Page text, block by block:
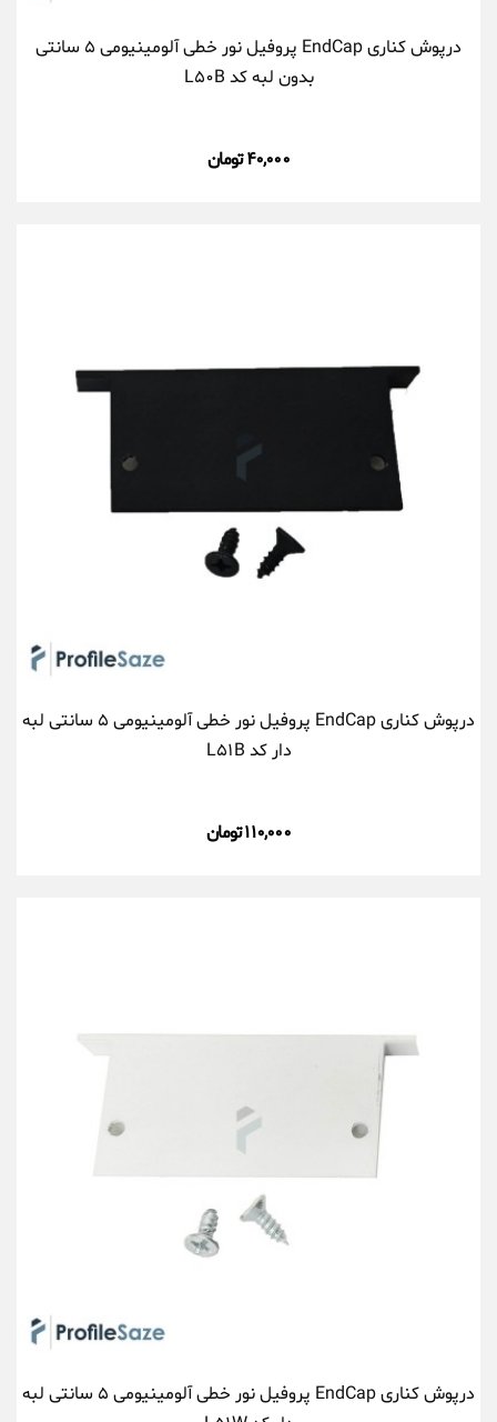
درپوش کناری EndCap پروفیل نور خطی آلومینیومی ۵ سانتی
بدون لبه کد L۵۰B
۴۰,۰۰۰ تومان
درپوش کناری EndCap پروفیل نور خطی آلومینیومی ۵ سانتی لبه
دار کد L۵۱B
۱۱۰,۰۰۰ تومان
درپوش کناری EndCap پروفیل نور خطی آلومینیومی ۵ سانتی لبه